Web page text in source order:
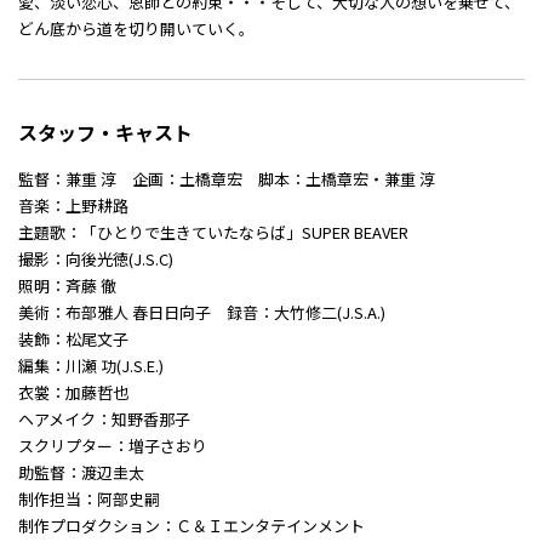
どん底から道を切り開いていく。
スタッフ・キャスト
監督：兼重 淳 企画：土橋章宏 脚本：土橋章宏・兼重 淳
音楽：上野耕路
主題歌：「ひとりで生きていたならば」SUPER BEAVER
撮影：向後光徳(J.S.C)
照明：斉藤 徹
美術：布部雅人 春日日向子 録音：大竹修二(J.S.A.)
装飾：松尾文子
編集：川瀬 功(J.S.E.)
衣裳：加藤哲也
ヘアメイク：知野香那子
スクリプター：増子さおり
助監督：渡辺圭太
制作担当：阿部史嗣
制作プロダクション：Ｃ＆Ｉエンタテインメント